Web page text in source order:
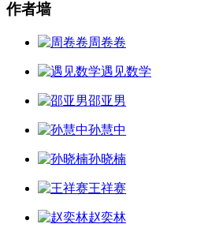
作者墙
周卷卷
遇见数学
邵亚男
孙慧中
孙晓楠
王祥赛
赵奕林